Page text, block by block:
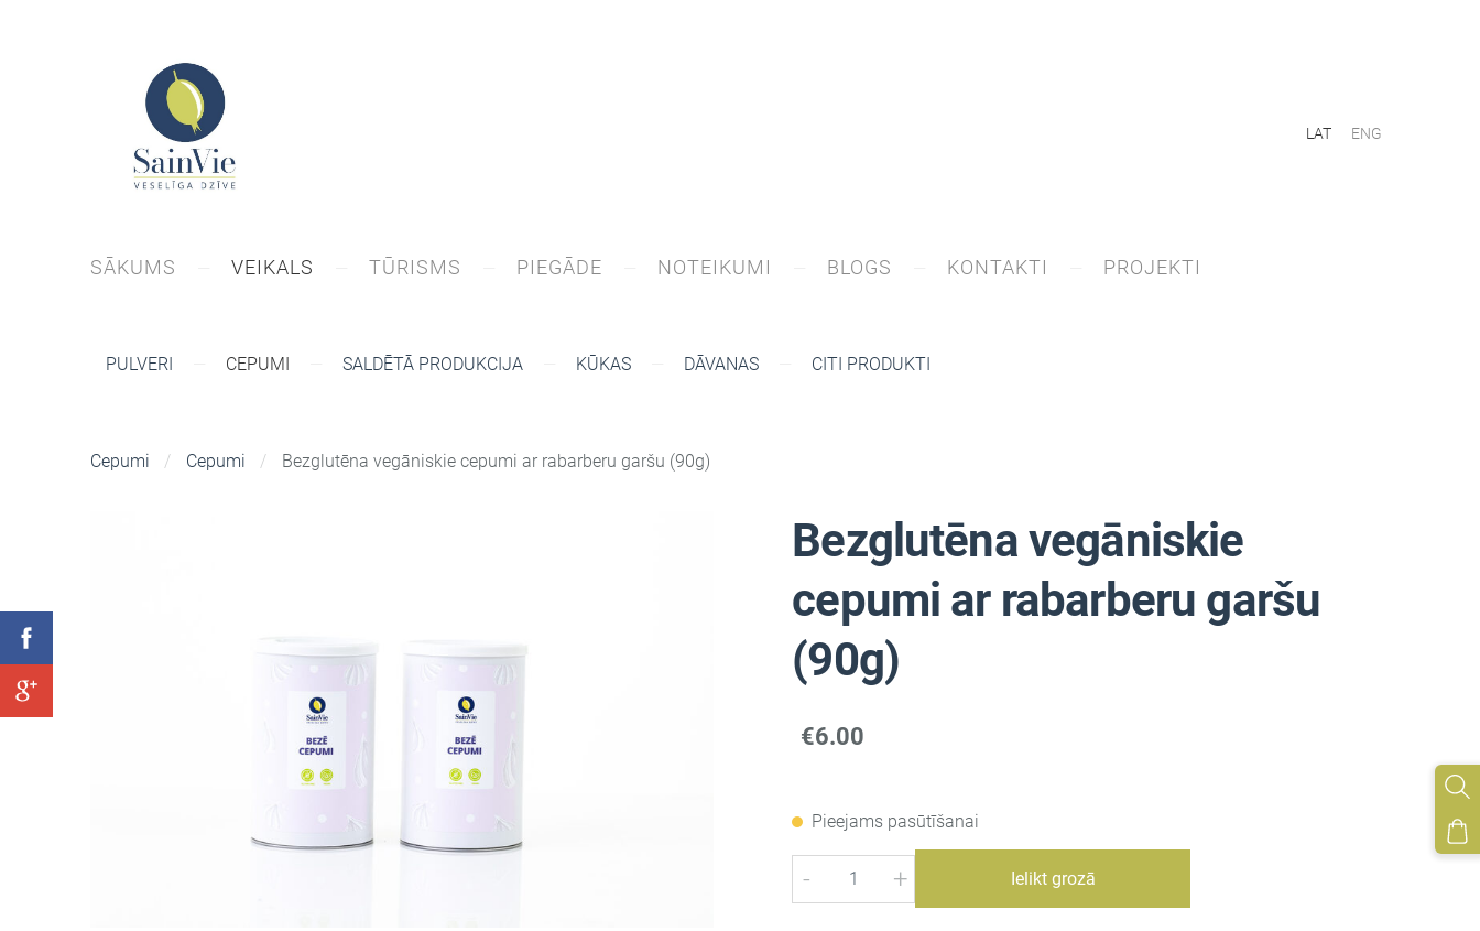
SĀKUMS VEIKALS TŪRISMS PIEGĀDE NOTEIKUMI BLOGS KONTAKTI PROJEKTI
LAT ENG
PULVERI CEPUMI SALDĒTĀ PRODUKCIJA KŪKAS DĀVANAS CITI PRODUKTI
Cepumi Cepumi Bezglutēna vegāniskie cepumi ar rabarberu garšu (90g)
Bezglutēna vegāniskie
cepumi ar rabarberu garšu
(90g)
€6.00
Pieejams pasūtīšanai
- + Ielikt grozā